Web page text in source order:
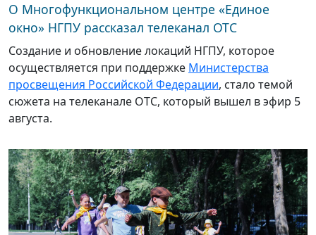
О Многофункциональном центре «Единое
окно» НГПУ рассказал телеканал ОТС
Создание и обновление локаций НГПУ, которое
осуществляется при поддержке Министерства
просвещения Российской Федерации, стало темой
сюжета на телеканале ОТС, который вышел в эфир 5
августа.